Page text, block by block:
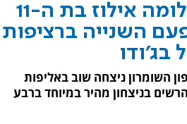
כוכבת עולה: אלומה אילוז בת ה-11
השנייה ברציפות
בג'ודו
אילוז בת ה-11 מצפון השומרון ניצחה שוב באליפות
בניצחון מהיר במיוחד ברבע